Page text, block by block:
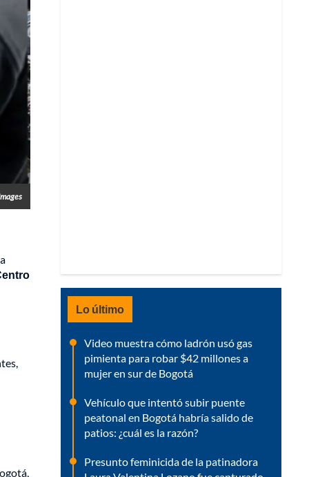
Lo último
Video muestra cómo ladrón usó gas
pimienta para robar $42 millones a
mujer en sur de Bogotá
Vehículo que intentó subir puente
peatonal en Bogotá habría salido de
patios: ¿cuál es la razón?
Presunto feminicida de la patinadora